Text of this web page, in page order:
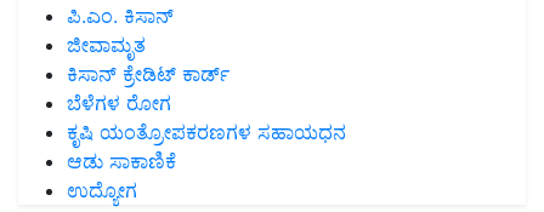
ಪಿ.ಎಂ. ಕಿಸಾನ್
ಜೀವಾಮೃತ
ಕಿಸಾನ್ ಕ್ರೇಡಿಟ್ ಕಾರ್ಡ್
ಬೆಳೆಗಳ ರೋಗ
ಕೃಷಿ ಯಂತ್ರೋಪಕರಣಗಳ ಸಹಾಯಧನ
ಆಡು ಸಾಕಾಣಿಕೆ
ಉದ್ಯೋಗ